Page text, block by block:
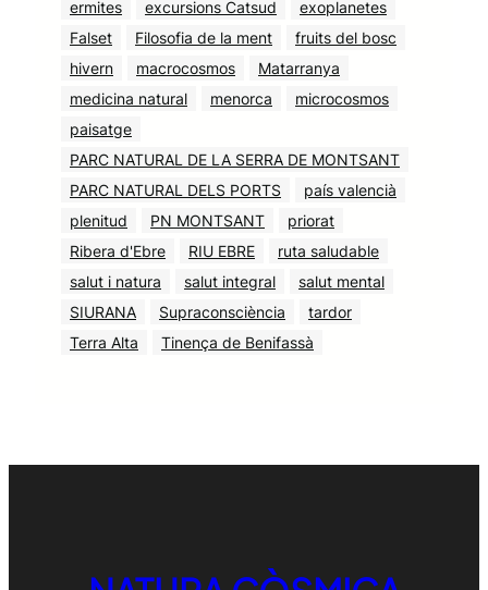
ermites
excursions Catsud
exoplanetes
Falset
Filosofia de la ment
fruits del bosc
hivern
macrocosmos
Matarranya
medicina natural
menorca
microcosmos
paisatge
PARC NATURAL DE LA SERRA DE MONTSANT
PARC NATURAL DELS PORTS
país valencià
plenitud
PN MONTSANT
priorat
Ribera d'Ebre
RIU EBRE
ruta saludable
salut i natura
salut integral
salut mental
SIURANA
Supraconsciència
tardor
Terra Alta
Tinença de Benifassà